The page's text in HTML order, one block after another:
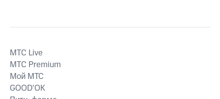
MTС Live
MTС Premium
Мой МТС
GOOD’OK